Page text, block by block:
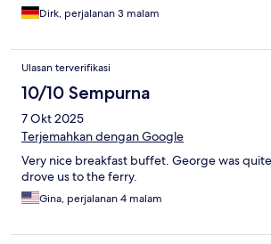
Dirk, perjalanan 3 malam
Ulasan terverifikasi
10/10 Sempurna
7 Okt 2025
Terjemahkan dengan Google
Very nice breakfast buffet. George was
drove us to the ferry.
Gina, perjalanan 4 malam